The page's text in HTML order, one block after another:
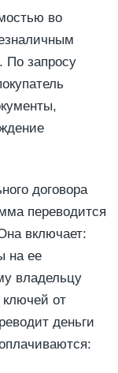
во
По запросу
договора
переводится
включает:
на ее
владельцу
ключей от
деньги